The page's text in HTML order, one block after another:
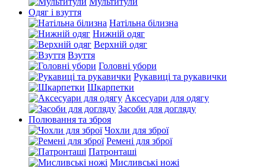
Одяг і взуття
Натільна білизна
Нижній одяг
Верхній одяг
Взуття
Головні убори
Рукавиці та рукавички
Шкарпетки
Аксесуари для одягу
Засоби для догляду
Полювання та зброя
Чохли для зброї
Ремені для зброї
Патронташі
Мисливські ножі